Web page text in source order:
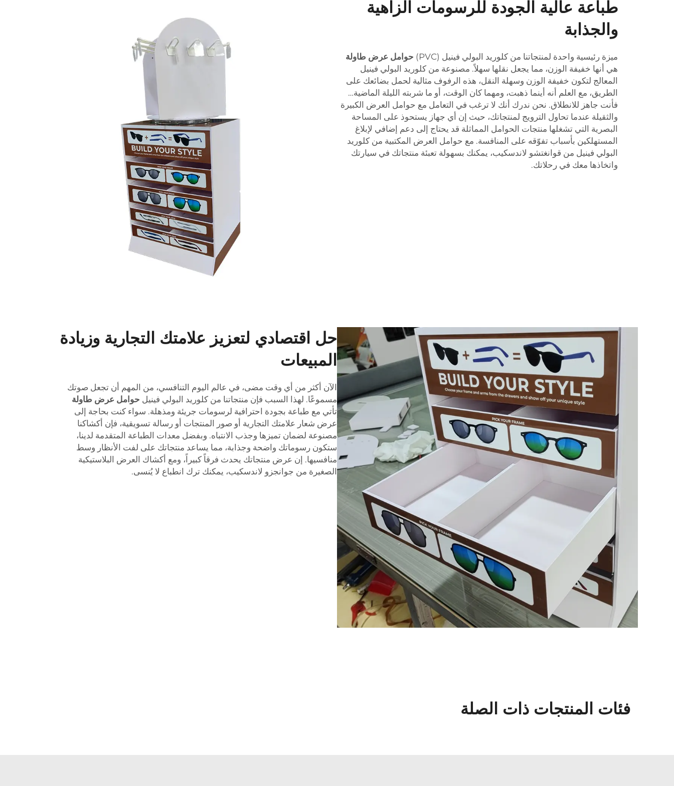
طباعة عالية الجودة للرسومات الزاهية
والجذابة
ميزة رئيسية واحدة لمنتجاتنا من كلوريد البولي فينيل (PVC)
حوامل عرض طاولة
هي أنها خفيفة الوزن، مما يجعل نقلها سهلاً. مصنوعة من كلوريد البولي فينيل
المعالج لتكون خفيفة الوزن وسهلة النقل، هذه الرفوف مثالية لحمل بضائعك على
الطريق، مع العلم أنه أينما ذهبت، ومهما كان الوقت، أو ما شربته الليلة الماضية…
فأنت جاهز للانطلاق. نحن ندرك أنك لا ترغب في التعامل مع حوامل العرض الكبيرة
والثقيلة عندما تحاول الترويج لمنتجاتك، حيث إن أي جهاز يستحوذ على المساحة
البصرية التي تشغلها منتجات الحوامل المماثلة قد يحتاج إلى دعم إضافي لإبلاغ
المستهلكين بأسباب تفوّقه على المنافسة. مع حوامل العرض المكتبية من كلوريد
البولي فينيل من قوانغتشو لاندسكيب، يمكنك بسهولة تعبئة منتجاتك في سيارتك
واتخاذها معك في رحلاتك.
حل اقتصادي لتعزيز علامتك التجارية وزيادة
المبيعات
الآن أكثر من أي وقت مضى، في عالم اليوم التنافسي، من المهم أن تجعل صوتك
مسموعًا. لهذا السبب فإن منتجاتنا من كلوريد البولي فينيل حوامل عرض طاولة
تأتي مع طباعة بجودة احترافية لرسومات جريئة ومذهلة. سواء كنت بحاجة إلى
عرض شعار علامتك التجارية أو صور المنتجات أو رسالة تسويقية، فإن أكشاكنا
مصنوعة لضمان تميزها وجذب الانتباه. وبفضل معدات الطباعة المتقدمة لدينا،
ستكون رسوماتك واضحة وجذابة، مما يساعد منتجاتك على لفت الأنظار وسط
منافسيها. إن عرض منتجاتك يحدث فرقاً كبيراً، ومع أكشاك العرض البلاستيكية
الصغيرة من جوانجزو لاندسكيب، يمكنك ترك انطباع لا يُنسى.
فئات المنتجات ذات الصلة